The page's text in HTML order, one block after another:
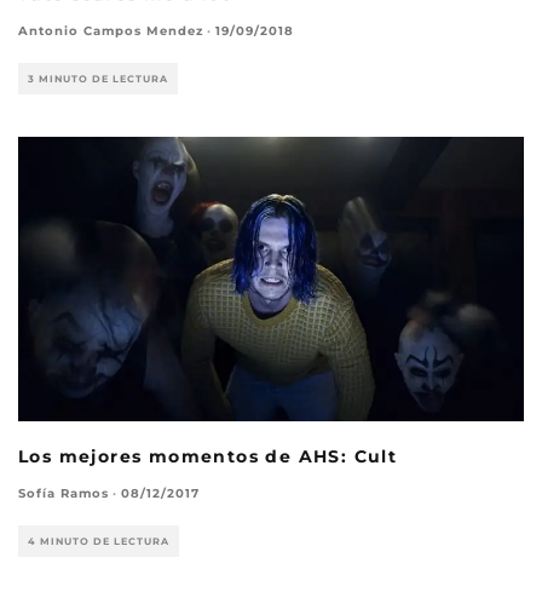
Antonio Campos Mendez · 19/09/2018
3 MINUTO DE LECTURA
Los mejores momentos de AHS: Cult
Sofía Ramos · 08/12/2017
4 MINUTO DE LECTURA